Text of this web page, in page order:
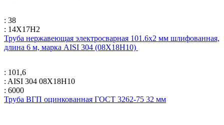
: 38
: 14Х17Н2
Труба нержавеющая электросварная 101.6х2 мм шлифованная,
длина 6 м, марка AISI 304 (08Х18Н10)
: 101,6
: AISI 304 08Х18Н10
: 6000
Труба ВГП оцинкованная ГОСТ 3262-75 32 мм